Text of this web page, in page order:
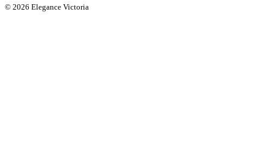
© 2026 Elegance Victoria